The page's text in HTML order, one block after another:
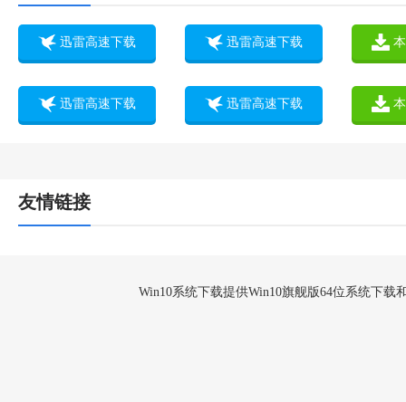
迅雷高速下载 迅雷高速下载
迅雷高速下载 迅雷高速下载
友情链接
Win10系统下载提供Win10旗舰版64位系统下